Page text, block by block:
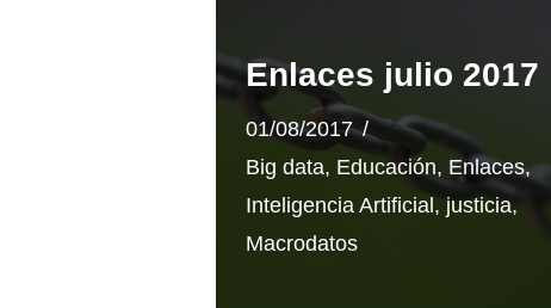
Enlaces julio 2017
01/08/2017
Big data, Educación, Enlaces,
Inteligencia Artificial , justicia,
Macrodatos